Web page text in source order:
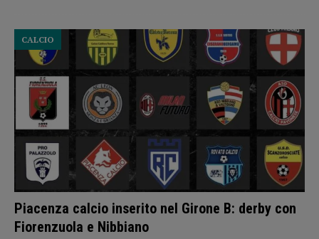
Piacenza calcio inserito nel Girone B: derby con
Fiorenzuola e Nibbiano
CALCIO